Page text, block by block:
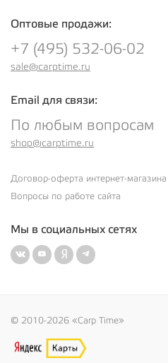
Оптовые продажи:
+7 (495) 532-06-02
sale@carptime.ru
Email для связи:
По любым вопросам
shop@carptime.ru
Договор-оферта интернет-магазина
Вопросы по работе сайта
Мы в социальных сетях
© 2010-2026 «Carp Time»